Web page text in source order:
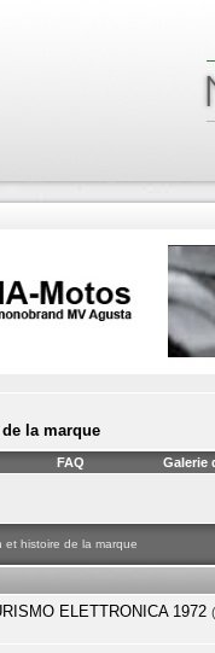
la marque
FAQ Galerie
et histoire de la marque
ELETTRONICA 1972 (